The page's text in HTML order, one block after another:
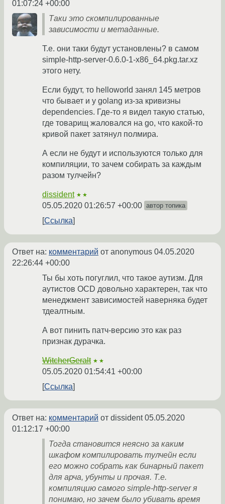
01:07:24 +00:00
Таки это скомпилированные
зависимости и метаданные.
Т.е. они таки будут установлены? в самом
simple-http-server-0.6.0-1-x86_64.pkg.tar.xz
этого нету.
Если будут, то helloworld занял 145 метров
что бывает и у golang из-за кривизны
dependencies. Где-то я видел такую статью,
где товарищ жаловался на go, что какой-то
кривой пакет затянул полмира.
А если не будут и используются только для
компиляции, то зачем собирать за каждым
разом тулчейн?
dissident ★★
05.05.2020 01:26:57 +00:00 автор топика
Ссылка
Ответ на: комментарий от anonymous 04.05.2020
22:26:44 +00:00
Ты бы хоть погуглил, что такое аутизм. Для
аутистов OCD довольно характерен, так что
менеджмент зависимостей наверняка будет
тдеалтным.
А вот пинить патч-версию это как раз
признак дурачка.
WitcherGeralt ★★
05.05.2020 01:54:41 +00:00
Ссылка
Ответ на: комментарий от dissident05.05.2020
01:12:17 +00:00
Тогда становится неясно за каким
шкафом компилировать тулчейн если
его можно собрать как бинарный пакет
для арча, убунты и прочая. Т.е.
компиляцию самого simple-http-server я
понимаю, но зачем было убивать время